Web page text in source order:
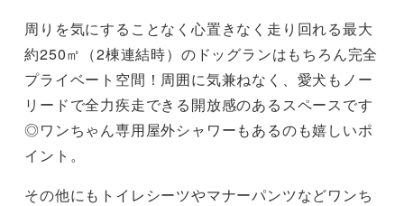
周りを気にすることなく心置きなく走り回れる最大
約250㎡（2棟連結時）のドッグランはもちろん完全
プライベート空間！周囲に気兼ねなく、愛犬もノー
リードで全力疾走できる開放感のあるスペースです
◎ワンちゃん専用屋外シャワーもあるのも嬉しいポ
イント。
その他にもトイレシーツやマナーパンツなどワンち